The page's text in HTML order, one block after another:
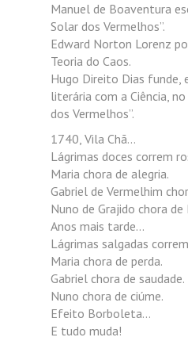
Manuel de Boaventura
Solar dos Vermelhos”.
Edward Norton Lorenz
Teoria do Caos.
Hugo Direito Dias funde,
literária com a Ciência,
dos Vermelhos”.
1740, Vila Chã…
Lágrimas doces correm
Maria chora de alegria.
Gabriel de Vermelhim
Nuno de Grajido chora de
Anos mais tarde…
Lágrimas salgadas
Maria chora de perda.
Gabriel chora de saudade.
Nuno chora de ciúme.
Efeito Borboleta…
E tudo muda!